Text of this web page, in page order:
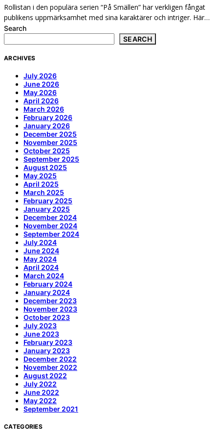
Rollistan i den populära serien “På Smällen” har verkligen fångat
publikens uppmärksamhet med sina karaktärer och intriger. Här…
Search
SEARCH
ARCHIVES
July 2026
June 2026
May 2026
April 2026
March 2026
February 2026
January 2026
December 2025
November 2025
October 2025
September 2025
August 2025
May 2025
April 2025
March 2025
February 2025
January 2025
December 2024
November 2024
September 2024
July 2024
June 2024
May 2024
April 2024
March 2024
February 2024
January 2024
December 2023
November 2023
October 2023
July 2023
June 2023
February 2023
January 2023
December 2022
November 2022
August 2022
July 2022
June 2022
May 2022
September 2021
CATEGORIES